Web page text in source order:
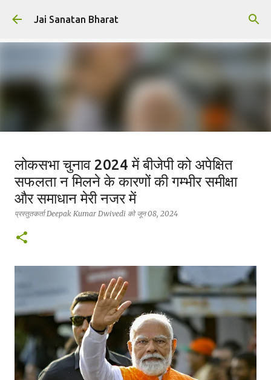
सीधे मुख्य सामग्री पर जाएं
Jai Sanatan Bharat
सनातन विचार ही वह प्रकाश है, जहाँ से जीवन, धर्म और कर्तव्य—तीनों का
हिंदू होने का अर्थ : नर से नारायण बनने की
यात्रा
प्रस्तुतकर्ताDeepak Kumar Dwivediको
0
लोकसभा चुनाव 2024 में बीजेपी को अपेक्षित
सफलता न मिलने के कारणों की गम्भीर समीक्षा
और समाधान मेरी नजर में
प्रस्तुतकर्ताDeepak Kumar Dwivedi कोजून 08, 2024